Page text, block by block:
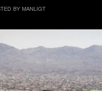
BY MANLIGT